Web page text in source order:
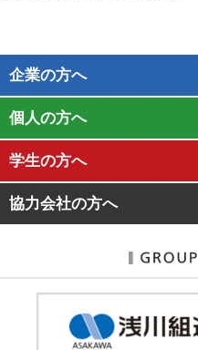
企業の方へ
個人の方へ
学生の方へ
協力会社の方へ